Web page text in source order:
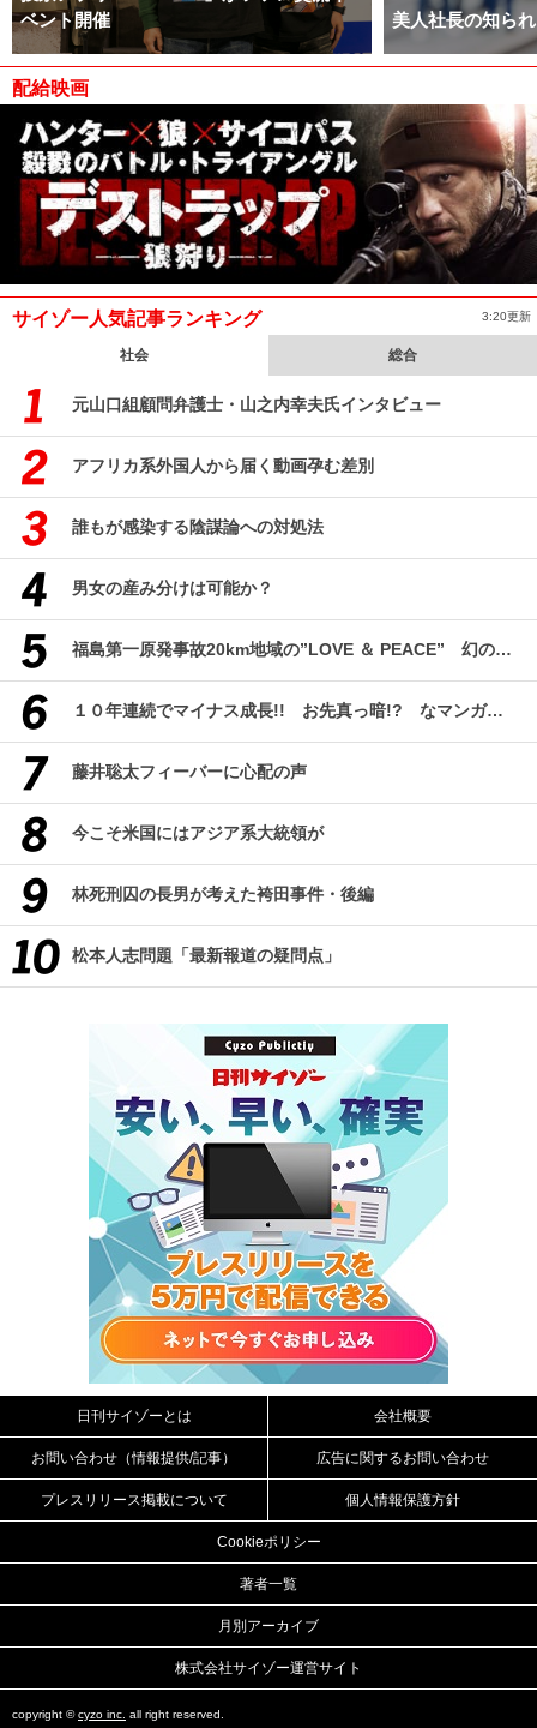
ベント開催
美人社長の知ら
配給映画
サイゾー人気記事ランキング 3:20更新
社会 総合
元山口組顧問弁護士・山之内幸夫氏インタビュー
アフリカ系外国人から届く動画孕む差別
誰もが感染する陰謀論への対処法
男女の産み分けは可能か？
福島第一原発事故20km地域の”LOVE ＆ PEACE” 幻のコミューン「獏原人村」の現在
１０年連続でマイナス成長!! お先真っ暗!? なマンガ産業研究
藤井聡太フィーバーに心配の声
今こそ米国にはアジア系大統領が
林死刑囚の長男が考えた袴田事件・後編
松本人志問題「最新報道の疑問点」
日刊サイゾーとは 会社概要
お問い合わせ（情報提供/記事） 広告に関するお問い合わせ
プレスリリース掲載について 個人情報保護方針
Cookieポリシー
著者一覧
月別アーカイブ
株式会社サイゾー運営サイト
copyright ©cyzo inc. all right reserved.